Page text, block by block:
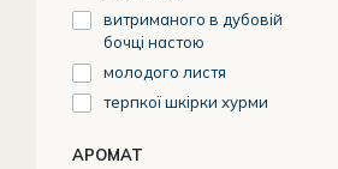
витриманого в дубовій
бочці настою
молодого листя
терпкої шкірки хурми
АРОМАТ